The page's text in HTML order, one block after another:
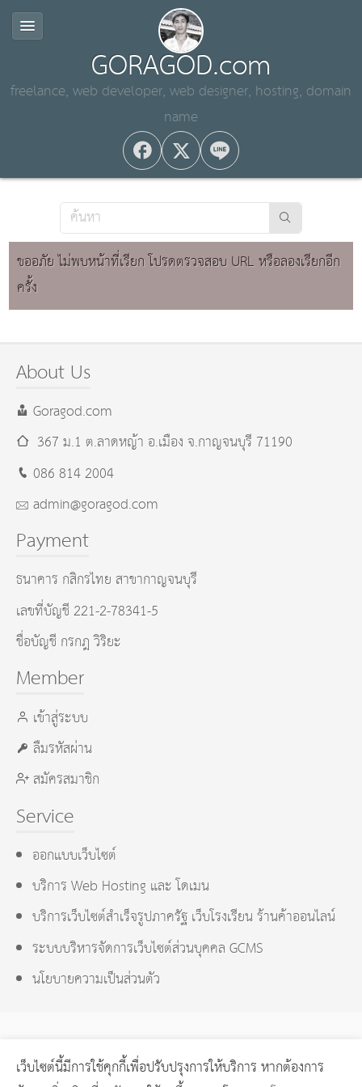
GORAGOD.com
freelance, web developer, web designer, hosting, domain
name
ขออภัย ไม่พบหน้าที่เรียก โปรดตรวจสอบ URL หรือลองเรียกอีก
ครั้ง
About Us
Goragod.com
367 ม.1 ต.ลาดหญ้า อ.เมืองจ.กาญจนบุรี 71190
086 814 2004
admin@goragod.com
Payment
ธนาคาร กสิกรไทย สาขากาญจนบุรี
เลขที่บัญชี 221-2-78341-5
ชื่อบัญชี กรกฎ วิริยะ
Member
เข้าสู่ระบบ
ลืมรหัสผ่าน
สมัครสมาชิก
Service
ออกแบบเว็บไซต์
บริการ Web Hosting และ โดเมน
บริการเว็บไซต์สำเร็จรูปภาครัฐ เว็บโรงเรียน ร้านค้าออนไลน์
ระบบบริหารจัดการเว็บไซต์ส่วนบุคคล GCMS
นโยบายความเป็นส่วนตัว
GCMS Version 14.0.1 designed byKOTCHASAN.compage
เว็บไซต์นี้มีการใช้คุกกี้เพื่อปรับปรุงการให้บริการ หากต้องการ